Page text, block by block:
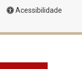
Acessibilidade